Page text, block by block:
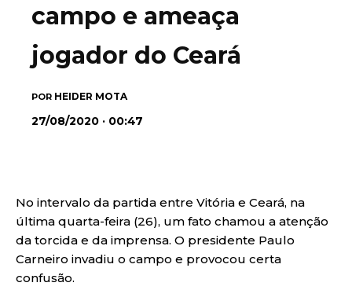
campo e ameaça
jogador do Ceará
POR HEIDER MOTA
27/08/2020 · 00:47
No intervalo da partida entre Vitória e Ceará, na
última quarta-feira (26), um fato chamou a atenção
da torcida e da imprensa. O presidente Paulo
Carneiro invadiu o campo e provocou certa
confusão.